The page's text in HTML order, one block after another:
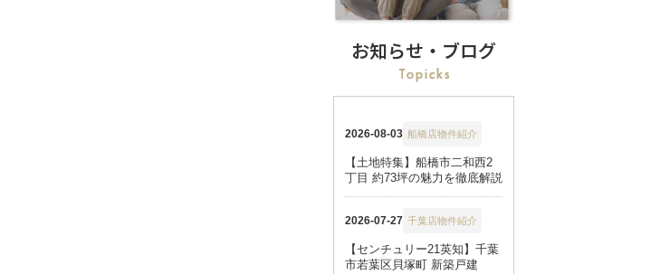
お知らせ・ブログ